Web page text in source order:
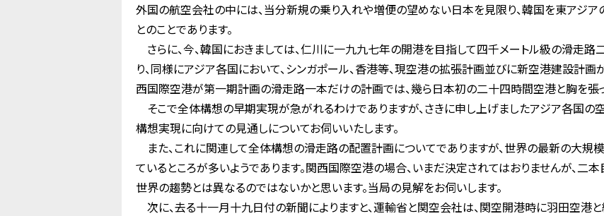
外国の航空会社の中には、当分新規の乗り入れや増便の望めない日本を見限り、韓国を東アジア
とのことであります。
さらに、今、韓国におきましては、仁川に一九九七年の開港を目指して四千メートル級の滑走
り、同様にアジア各国において、シンガポール、香港等、現空港の拡張計画並びに新空港建設計画
西国際空港が第一期計画の滑走路一本だけの計画では、幾ら日本初の二十四時間空港と胸を張
そこで全体構想の早期実現が急がれるわけでありますが、さきに申し上げましたアジア各国
構想実現に向けての見通しについてお伺いいたします。
また、これに関連して全体構想の滑走路の配置計画についてでありますが、世界の最新の大規
ているところが多いようであります。関西国際空港の場合、いまだ決定されてはおりませんが、二
世界の趨勢とは異なるのではないかと思います。当局の見解をお伺いします。
次に、去る十一月十九日付の新聞によりますと、運輸省と関空会社は、関空開港時に羽田空港